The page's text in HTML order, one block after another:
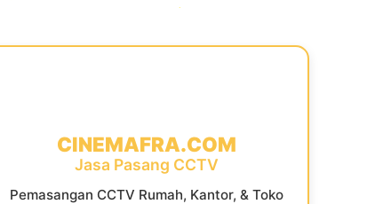
CINEMAFRA.COM
Jasa Pasang CCTV
Pemasangan CCTV Rumah, Kantor, & Toko